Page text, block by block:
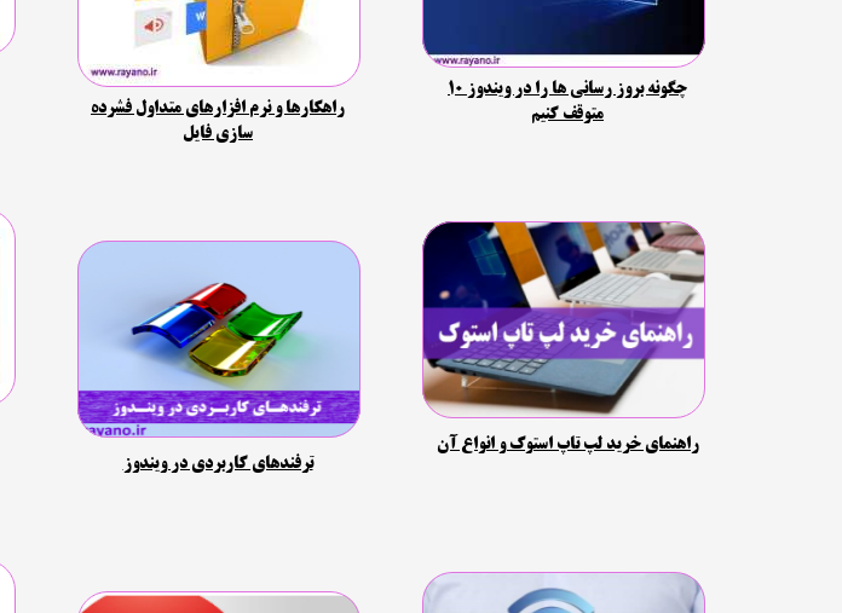
راهکارها و نرم افزارهای متداول فشرده
سازی فایل
چگونه بروز رسانی ها را در ویندوز 10
متوقف کنیم
ترفندهای کاربردی در ویندوز​​​​​​​
راهنمای خرید لپ تاپ استوک و انواع آن